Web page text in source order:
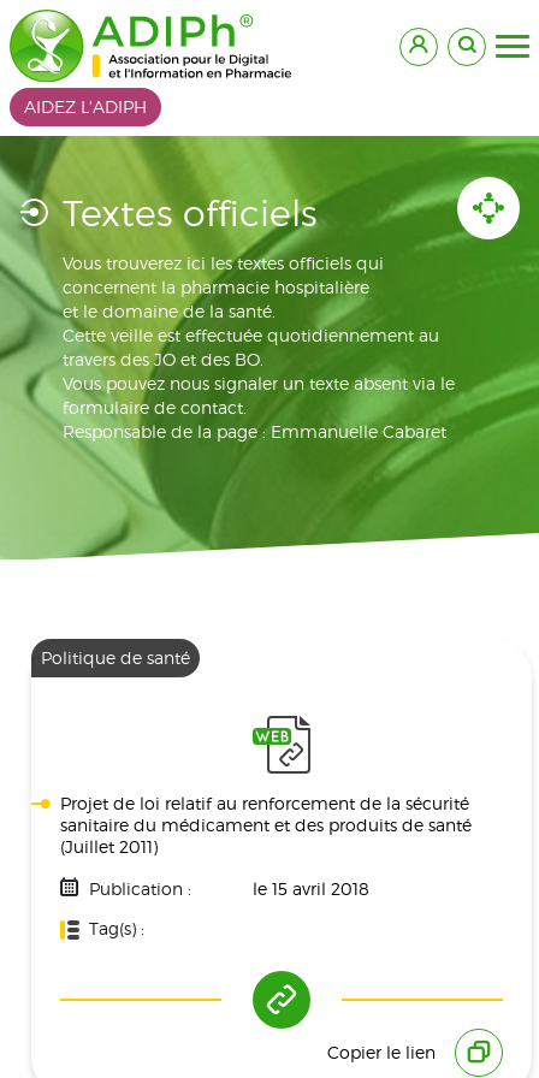
AIDEZ L'ADIPH
Textes officiels
Vous trouverez ici les textes officiels qui
concernent la pharmacie hospitalière
et le domaine de la santé.
Cette veille est effectuée quotidiennement au
travers des JO et des BO.
Vous pouvez nous signaler un texte absent via le
formulaire de contact.
Responsable de la page : Emmanuelle Cabaret
Politique de santé
Projet de loi relatif au renforcement de la sécurité
sanitaire du médicament et des produits de santé
(Juillet 2011)
Publication :
le 15 avril 2018
Tag(s) :
Copier le lien